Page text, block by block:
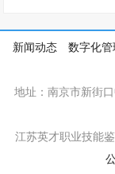
新闻动态 数字化管
地址：南京市新街
江苏英才职业技能